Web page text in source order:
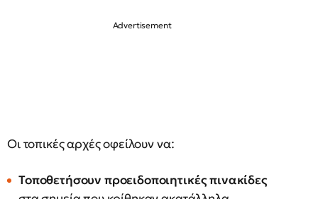
Οι τοπικές αρχές οφείλουν να:
Τοποθετήσουν προειδοποιητικές πινακίδες